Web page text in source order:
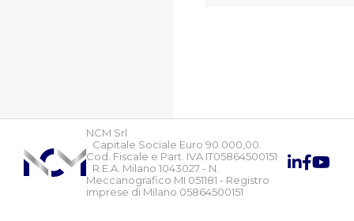
NCM Srl
Capitale Sociale Euro 90.000,00.
Cod. Fiscale e Part. IVA IT05864500151
R.E.A. Milano 1043027 - N.
Meccanografico MI 051181 - Registro
imprese di Milano 05864500151